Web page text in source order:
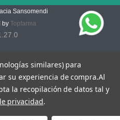
Sansomendi
by Topfarma
similares) para
su experiencia de compra.Al
la recopilación de datos tal y
privacidad.